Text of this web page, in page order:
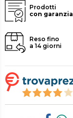
Prodotti
con garanzia
Reso fino
a 14 giorni